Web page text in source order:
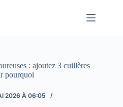
: ajoutez 3 cuillères
pourquoi
2026 À 06:05